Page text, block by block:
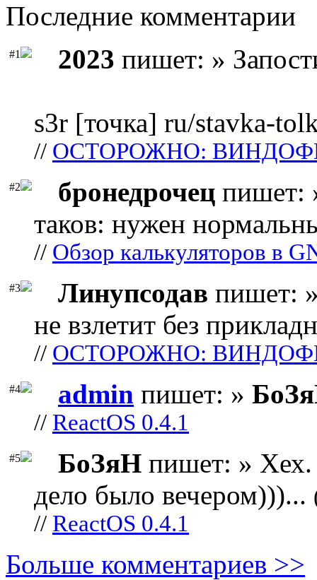
Последние комментарии
#1 2023 пишет: »
s3r [точка] ru/stavka-
// ОСТОРОЖНО:
#2 бронедрочец пишет:
таков: нужен
// Обзор калькуляторов в
#3 Линупсодав пишет:
не взлетит без
// ОСТОРОЖНО:
#4 admin пишет: »
// ReactOS 0.4.1
#5 БоЗяН пишет: » Хех.
дело было вечером)))...
// ReactOS 0.4.1
Больше комментариев >>